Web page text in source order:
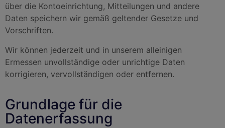
über die Kontoeinrichtung, Mitteilungen und andere
Daten speichern wir gemäß geltender Gesetze und
Vorschriften.
Wir können jederzeit und in unserem alleinigen
Ermessen unvollständige oder unrichtige Daten
korrigieren, vervollständigen oder entfernen.
Grundlage für die
Datenerfassung